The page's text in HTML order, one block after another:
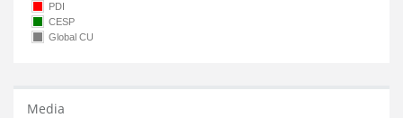
PDI
CESP
Global CU
Media